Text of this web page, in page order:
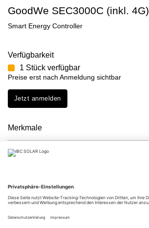
GoodWe SEC3000C (inkl. 4G)
Smart Energy Controller
Verfügbarkeit
1 Stück verfügbar
Preise erst nach Anmeldung sichtbar
Jetzt anmelden
Merkmale